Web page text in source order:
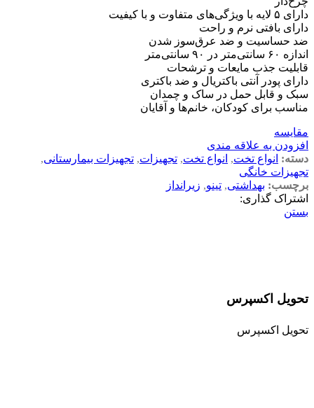
دارای ۵ لایه با ویژگی‌های متفاوت و با کیفیت
دارای بافتی نرم و راحت
ضد حساسیت و ضد عرق‌سوز شدن
اندازه ۶۰ سانتی‌متر در ۹۰ سانتی‌متر
قابلیت جذب مایعات و ترشحات
دارای پودر آنتی باکتریال و ضد باکتری
سبک و قابل حمل در ساک و چمدان
مناسب برای کودکان، خانم‌ها و آقایان
مقایسه
افزودن به علاقه مندی
دسته: انواع تخت, انواع تخت, تجهیزات, تجهیزات بیمارستانی,
تجهیزات خانگی
برچسب: بهداشتی, تینو, زیرانداز
اشتراک گذاری:
بستن
تحویل اکسپرس
تحویل اکسپرس